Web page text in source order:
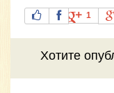
1
Хотите